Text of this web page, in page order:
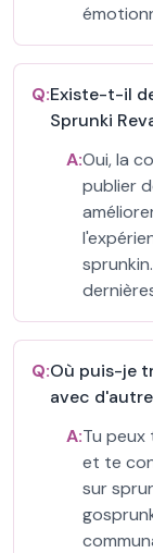
Q:Existe-t-il
Sprunki
A:Oui, la
publier
Q:Où puis-je
avec
A:Tu peux
et te
sur